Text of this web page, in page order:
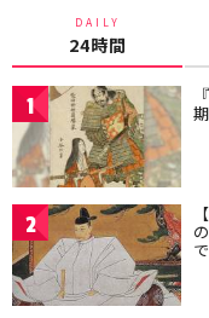
DAILY
24時間
1
2